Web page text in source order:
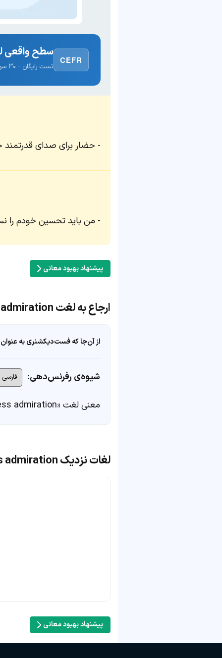
CEFR
سطح واقعی
تست رایگان · ۳۰ سوال · نتیجه فوری
حضار برای صدای قدرتمند
من باید تحسین خودم را
پیشنهاد بهبود معانی
ارجاع به لغت express admiration
از آن‌جا که فست‌دیکشنری به
شیوه‌ی رفرنس‌دهی:
معنی لغت «express admiration» در
لغات نزدیک express admiration
پیشنهاد بهبود معانی